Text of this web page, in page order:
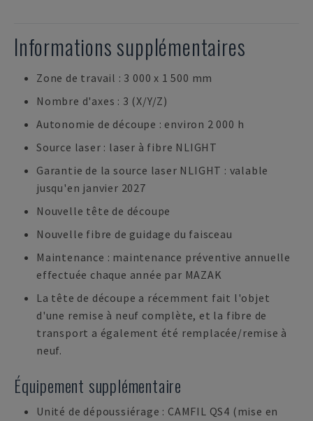
Informations supplémentaires
Zone de travail : 3 000 x 1 500 mm
Nombre d'axes : 3 (X/Y/Z)
Autonomie de découpe : environ 2 000 h
Source laser : laser à fibre NLIGHT
Garantie de la source laser NLIGHT : valable
jusqu'en janvier 2027
Nouvelle tête de découpe
Nouvelle fibre de guidage du faisceau
Maintenance : maintenance préventive annuelle
effectuée chaque année par MAZAK
La tête de découpe a récemment fait l'objet
d'une remise à neuf complète, et la fibre de
transport a également été remplacée/remise à
neuf.
Équipement supplémentaire
Unité de dépoussiérage : CAMFIL QS4 (mise en